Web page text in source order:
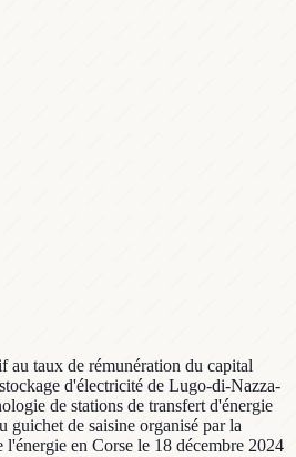
au taux de rémunération du capital
d'électricité de Lugo-di-Nazza-
de stations de transfert d'énergie
guichet de saisine organisé par la
en Corse le 18 décembre 2024